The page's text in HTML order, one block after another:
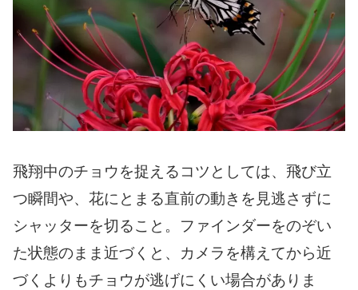
飛翔中のチョウを捉えるコツとしては、飛び立
つ瞬間や、花にとまる直前の動きを見逃さずに
シャッターを切ること。ファインダーをのぞい
た状態のまま近づくと、カメラを構えてから近
づくよりもチョウが逃げにくい場合がありま